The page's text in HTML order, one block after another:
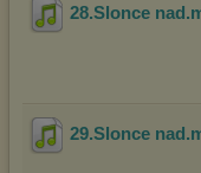
28.Slonce nad
29.Slonce nad